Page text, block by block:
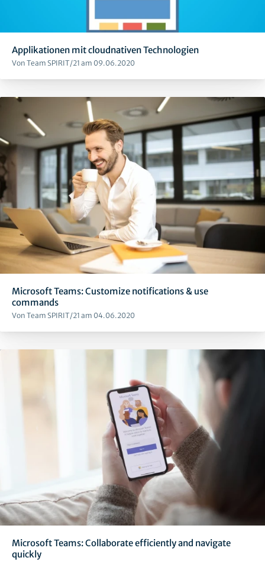
Applikationen mit cloudnativen Technologien
Von Team SPIRIT/21 am 09.06.2020
Microsoft Teams: Customize notifications & use
commands
Von Team SPIRIT/21 am 04.06.2020
Microsoft Teams: Collaborate efficiently and navigate
quickly